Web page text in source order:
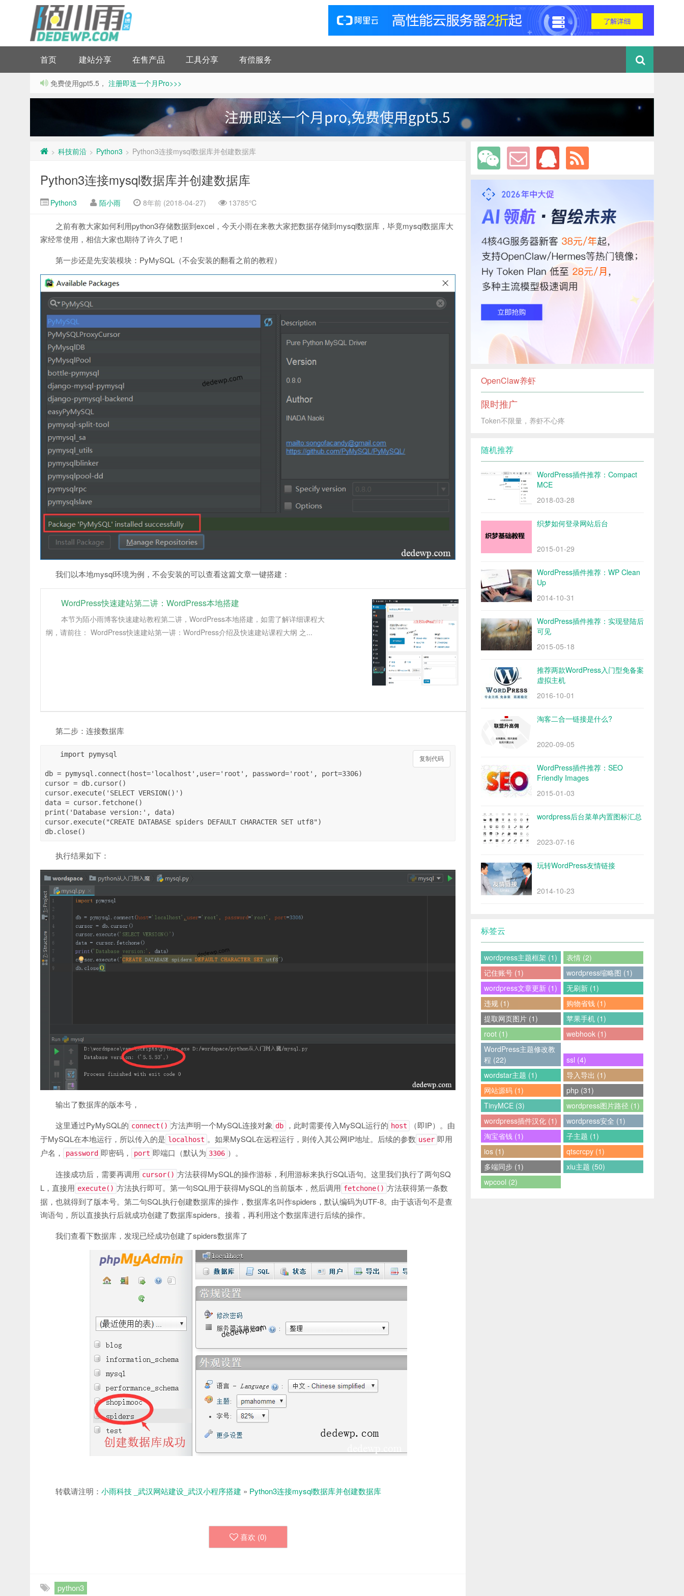
首页 建站分享 在售产品 工具分享 有偿服务
免费使用gpt5.5， 注册即送一个月Pro>>>
> 科技前沿 > Python3 > Python3连接mysql数据库并创建数据库
Python3连接mysql数据库并创建数据库
Python3 陌小雨 8年前 (2018-04-27) 13785℃
之前有教大家如何利用python3存储数据到excel，今天小雨在来教大家把数据存储到mysql数据库，毕竟mysql数据库大
家经常使用，相信大家也期待了许久了吧！
第一步还是先安装模块：PyMySQL（不会安装的翻看之前的教程）
我们以本地mysql环境为例，不会安装的可以查看这篇文章一键搭建：
WordPress快速建站第二讲：WordPress本地搭建
本节为陌小雨博客快速建站教程第二讲，WordPress本地搭建，如需了解详细课程大
纲，请前往： WordPress快速建站第一讲：WordPress介绍及快速建站课程大纲 之...
第二步：连接数据库
复制代码
import pymysql
db = pymysql.connect(host='localhost',user='root', password='root', port=3306)
cursor = db.cursor()
cursor.execute('SELECT VERSION()')
data = cursor.fetchone()
print('Database version:', data)
cursor.execute("CREATE DATABASE spiders DEFAULT CHARACTER SET utf8")
执行结果如下：
输出了数据库的版本号，
这里通过PyMySQL的 connect() 方法声明一个MySQL连接对象 db ，此时需要传入MySQL运行的 host
（即IP）。由
于MySQL在本地运行，所以传入的是 localhost 。如果MySQL在远程运行，则传入其公网IP地址。后续的参数 user 即用
户名，
password 即密码， port 即端口（默认为 3306 ）。
连接成功后，需要再调用 cursor() 方法获得MySQL的操作游标，利用游标来执行SQL语句。这里我们执行了两句SQ
L，直接用 execute() 方法执行即可。第一句SQL用于获得MySQL的当前版本，然后调用 fetchone() 方法获得第一条数
据，也就得到了版本号。第二句SQL执行创建数据库的操作，数据库名叫作spiders，默认编码为UTF-8。由于该语句不是查
询语句，所以直接执行后就成功创建了数据库spiders。接着，再利用这个数据库进行后续的操作。
我们查看下数据库，发现已经成功创建了spiders数据库了
转载请注明： 小雨科技 _武汉网站建设_武汉小程序搭建 » Python3连接mysql数据库并创建数据库
喜欢 (0)
python3
OpenClaw养虾
限时推广
Token不限量，养虾不心疼
随机推荐
WordPress插件推荐：Compact
MCE
2018-03-28
织梦如何登录网站后台
2015-01-29
WordPress插件推荐：WP Clean
Up
2014-10-31
WordPress插件推荐：实现登陆后
可见
2015-05-18
推荐两款WordPress入门型免备案
虚拟主机
2016-10-01
淘客二合一链接是什么?
2020-09-05
WordPress插件推荐：SEO
Friendly Images
2015-01-03
wordpress后台菜单内置图标汇总
2023-07-16
玩转WordPress友情链接
2014-10-23
标签云
wordpress主题框架 (1)
表情 (2)
记住账号 (1)
wordpress缩略图 (1)
wordpress文章更新 (1)
无刷新 (1)
违规 (1)
购物省钱 (1)
提取网页图片 (1)
苹果手机 (1)
root (1)
webhook (1)
WordPress主题修改教
程 (22)
ssl (4)
wordstar主题 (1)
导入导出 (1)
网站源码 (1)
php (31)
TinyMCE (3)
wordpress图片路径 (1)
wordpress插件汉化 (1)
wordpress安全 (1)
淘宝省钱 (1)
子主题 (1)
ios (1)
qtscrcpy (1)
多端同步 (1)
xiu主题 (50)
wpcool (2)